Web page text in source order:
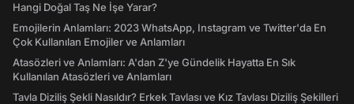
Hangi Doğal Taş Ne İşe Yarar?
Emojilerin Anlamları: 2023 WhatsApp, Instagram ve Twitter'da En
Çok Kullanılan Emojiler ve Anlamları
Atasözleri ve Anlamları: A'dan Z'ye Gündelik Hayatta En Sık
Kullanılan Atasözleri ve Anlamları
Tavla Diziliş Şekli Nasıldır? Erkek Tavlası ve Kız Tavlası Diziliş Şekilleri